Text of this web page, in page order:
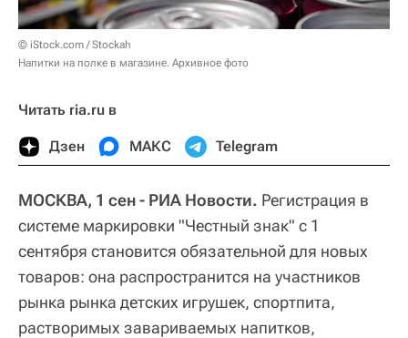
© iStock.com / Stockah
Напитки на полке в магазине. Архивное фото
Читать ria.ru в
Дзен МАКС Telegram
МОСКВА, 1 сен - РИА Новости. Регистрация в
системе маркировки "Честный знак" с 1
сентября становится обязательной для новых
товаров: она распространится на участников
рынка рынка детских игрушек, спортпита,
растворимых завариваемых напитков,